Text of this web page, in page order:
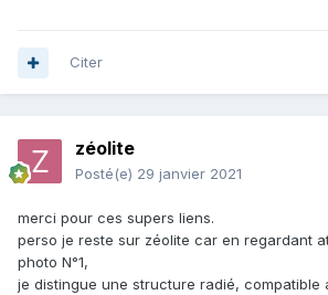
Citer
zéolite
Posté(e) 29 janvier 2021
merci pour ces supers liens.
perso je reste sur zéolite car en regardant
photo N°1,
je distingue une structure radié, compatible